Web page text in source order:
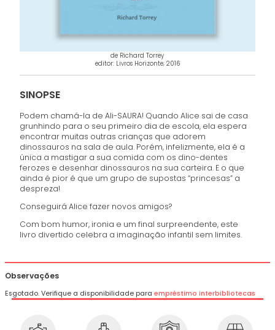
de Richard Torrey
editor: Livros Horizonte; 2016
SINOPSE
Podem chamá-la de Ali-SAURA! Quando Alice sai de casa
grunhindo para o seu primeiro dia de escola, ela espera
encontrar muitas outras crianças que adorem
dinossauros na sala de aula. Porém, infelizmente, ela é a
única a mastigar a sua comida com os dino-dentes
ferozes e desenhar dinossauros na sua carteira. E o que
ainda é pior é que um grupo de supostas “princesas” a
despreza!
Conseguirá Alice fazer novos amigos?
Com bom humor, ironia e um final surpreendente, este
livro divertido celebra a imaginação infantil sem limites.
Observações
Esgotado. Verifique a disponibilidade paraempréstimo interbibliotecas